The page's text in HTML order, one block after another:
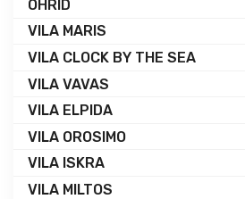
OHRID
VILA MARIS
VILA CLOCK BY THE SEA
VILA VAVAS
VILA ELPIDA
VILA OROSIMO
VILA ISKRA
VILA MILTOS